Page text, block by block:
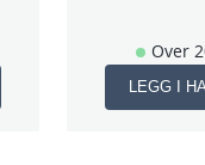
Over
LEGG I